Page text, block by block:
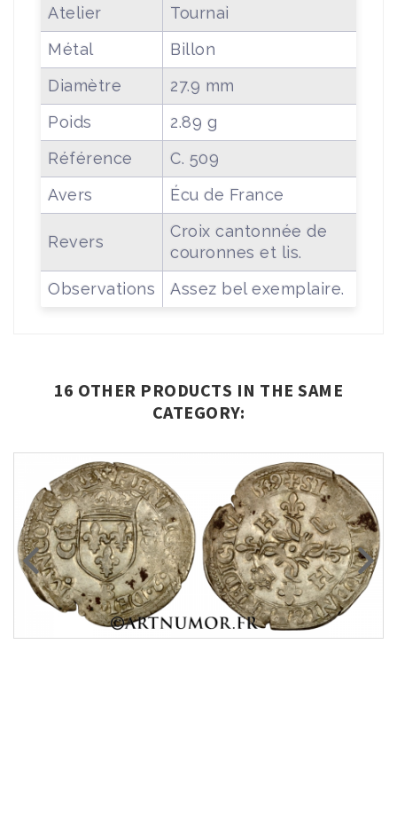
Atelier
Tournai
Métal
Billon
Diamètre
27.9 mm
Poids
2.89 g
Référence
C. 509
Avers
Écu de France
Revers
Croix cantonnée de
couronnes et lis.
Observations
Assez bel exemplaire.
16 OTHER PRODUCTS IN THE SAME
CATEGORY: